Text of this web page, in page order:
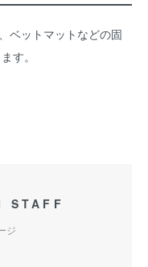
ベットマットなどの固
す。
STAFF
ジ